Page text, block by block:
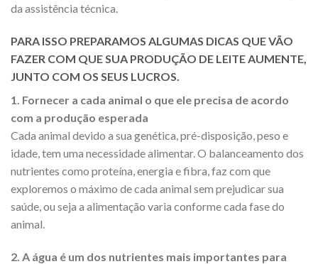
da assistência técnica.
PARA ISSO PREPARAMOS ALGUMAS DICAS QUE VÃO
FAZER COM QUE SUA PRODUÇÃO DE LEITE AUMENTE,
JUNTO COM OS SEUS LUCROS.
1. Fornecer a cada animal o que ele precisa de acordo
com a produção esperada
Cada animal devido a sua genética, pré-disposição, peso e
idade, tem uma necessidade alimentar. O balanceamento dos
nutrientes como proteína, energia e fibra, faz com que
exploremos o máximo de cada animal sem prejudicar sua
saúde, ou seja a alimentação varia conforme cada fase do
animal.
2. A água é um dos nutrientes mais importantes para